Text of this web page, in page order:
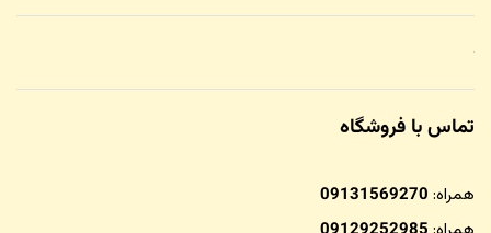
تماس با فروشگاه
همراه: 09131569270